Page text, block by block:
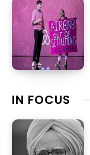
IN FOCUS